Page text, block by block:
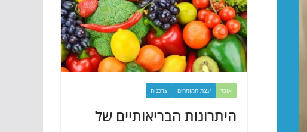
אוכל עצת המומחים צרכנות
היתרונות הבריאותיים של